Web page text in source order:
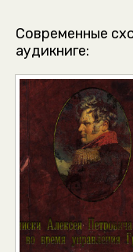
08_01_Пауза
08_02_Пауза
09_01_Великая
09_02_Великая
09_03_Великая
09_04_Великая
09_05_Великая
09_06_Великая
09_07_Великая
Современные
аудикниге: